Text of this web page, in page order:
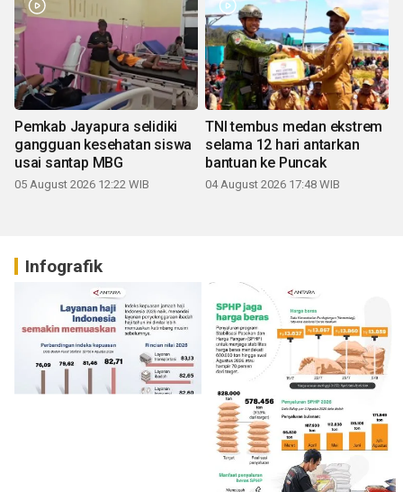
Pemkab Jayapura selidiki
gangguan kesehatan siswa
usai santap MBG
05 August 2026 12:22 WIB
TNI tembus medan ekstrem
selama 12 hari antarkan
bantuan ke Puncak
04 August 2026 17:48 WIB
Infografik